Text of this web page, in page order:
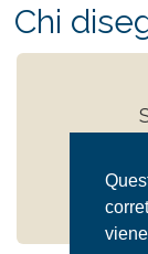
Chi